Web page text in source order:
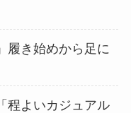
履き始めから足に
程よいカジュアル